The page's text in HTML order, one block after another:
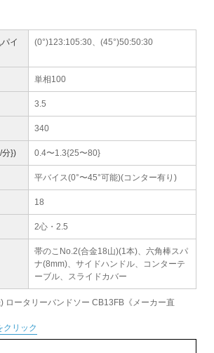
イ
(0°)123:105:30、(45°)50:50:30
単相100
3.5
340
分}) 0.4〜1.3{25〜80}
平バイス(0°〜45°可能)(コンター有り)
18
2心・2.5
帯のこNo.2(合金18山)(1本)、六角棒スパ
ナ(8mm)、サイドハンドル、コンターテ
ーブル、スライドカバー
ロータリーバンドソー CB13FB《メーカー直
クリック